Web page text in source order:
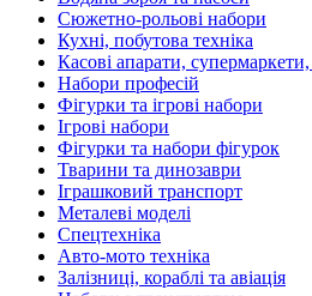
Сюжетно-рольові набори
Кухні, побутова техніка
Касові апарати,
Набори професій
Фігурки та ігрові набори
Ігрові набори
Фігурки та набори фігурок
Тварини та динозаври
Іграшковий транспорт
Металеві моделі
Спецтехніка
Авто-мото техніка
Залізниці, кораблі та авіація